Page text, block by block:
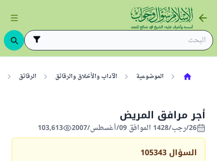
الموضوعية الآداب والأخلاق والرقائق الرقائق
أجر مرافق المريض
26/رجب/1428 الموافق 09/أغسطس/2007 103,613
السؤال 105343